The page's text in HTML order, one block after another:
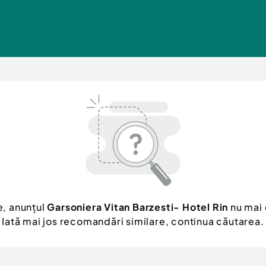
anunțulGarsoniera Vitan Barzesti- Hotel Rin nu
Iată mai jos recomandări similare, continua căutarea.